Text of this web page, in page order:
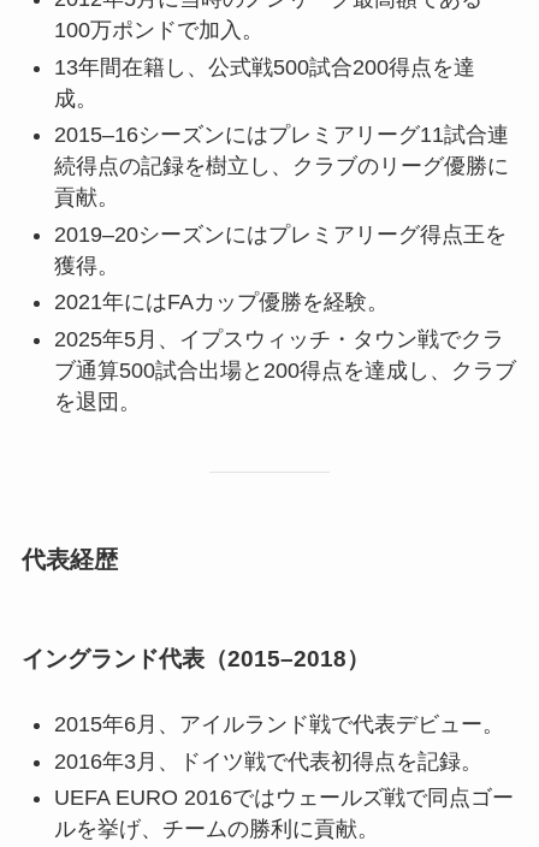
100万ポンドで加入。
13年間在籍し、公式戦500試合200得点を達
成。
2015–16シーズンにはプレミアリーグ11試合連
続得点の記録を樹立し、クラブのリーグ優勝に
貢献。
2019–20シーズンにはプレミアリーグ得点王を
獲得。
2021年にはFAカップ優勝を経験。
2025年5月、イプスウィッチ・タウン戦でクラ
ブ通算500試合出場と200得点を達成し、クラブ
を退団。
代表経歴
イングランド代表（2015–2018）
2015年6月、アイルランド戦で代表デビュー。
2016年3月、ドイツ戦で代表初得点を記録。
UEFA EURO 2016ではウェールズ戦で同点ゴー
ルを挙げ、チームの勝利に貢献。